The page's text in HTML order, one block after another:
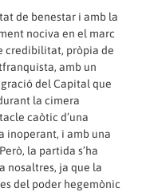
de benestar i amb la
nociva en el marc
credibilitat, pròpia de
amb un
del Capital que
la cimera
caòtic d’una
inoperant, i amb una
la partida s’ha
nosaltres, ja que la
del poder hegemònic